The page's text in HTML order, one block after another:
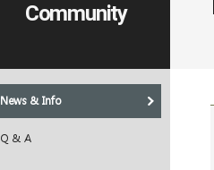
Community
News & Info
Q & A